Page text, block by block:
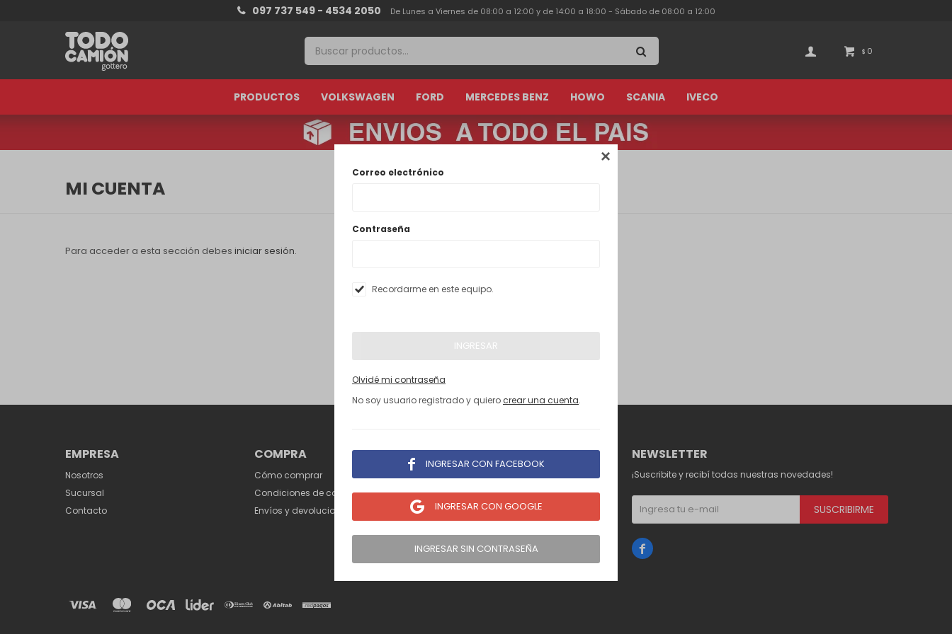

Correo electrónico
Contraseña
Recordarme en este equipo.
INGRESAR
Olvidé mi contraseña
No soy usuario registrado y quiero crear una cuenta.
 INGRESAR CON FACEBOOK
 INGRESAR CON GOOGLE
INGRESAR SIN CONTRASEÑA
PRODUCTOS VOLKSWAGEN FORD MERCEDES BENZ HOWO SCANIA IVECO
$ 0
097 737 549 - 4534 2050 De Lunes a Viernes de 08:00 a 12:00 y de 14:00 a 18:00 - Sábado de 08:00 a 12:00
MI CUENTA
Para acceder a esta sección debes iniciar sesión.
EMPRESA
Nosotros
Sucursal
Contacto
COMPRA
Cómo comprar
Condiciones de compra
Envíos y devoluciones
MI CUENTA
Mis compras
Mis direcciones
NEWSLETTER
¡Suscribite y recibí todas nuestras novedades!
SUSCRIBIRME
